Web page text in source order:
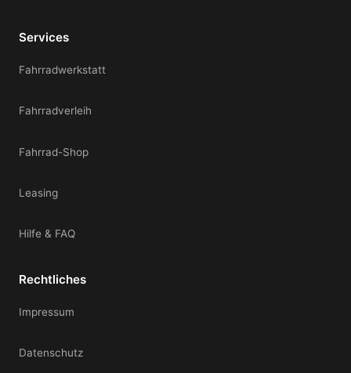
Services
Fahrradwerkstatt
Fahrradverleih
Fahrrad-Shop
Leasing
Hilfe & FAQ
Rechtliches
Impressum
Datenschutz